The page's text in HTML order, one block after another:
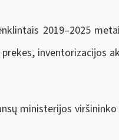
2019–2025
inventorizacijos
ministerijos